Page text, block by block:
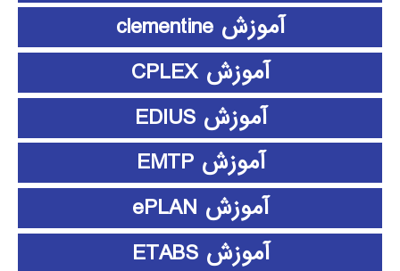
آموزش clementine
آموزش CPLEX
آموزش EDIUS
آموزش EMTP
آموزش ePLAN
آموزش ETABS